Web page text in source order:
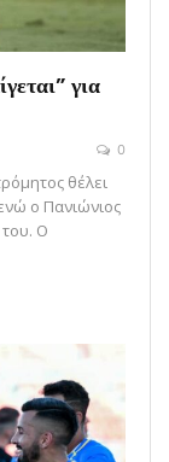
για
0
θέλει
ο Πανιώνιος
του. Ο